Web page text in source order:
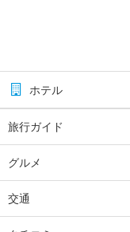
ホテル
旅行ガイド
グルメ
交通